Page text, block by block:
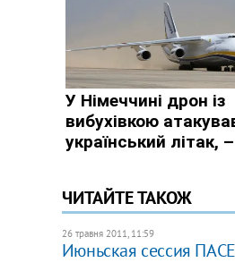
ЧИТАЙТЕ ТАКОЖ
26 травня 2011, 11:59
Июньская сессия